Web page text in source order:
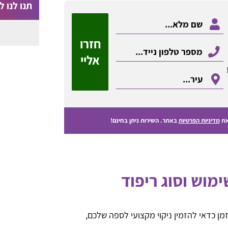
חזרו
אליי
מדיניות הפרטיותבאתר. השירות ניתן בחינם!
וסוג ריפוד
כדאי להזמין ניקוי מקצועי לספה שלכם,
תנו לנו